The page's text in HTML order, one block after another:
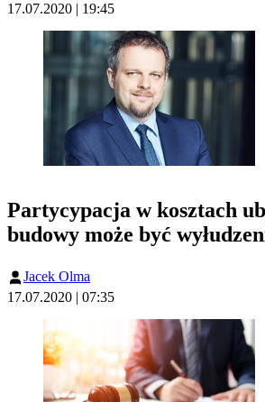
17.07.2020 | 19:45
Partycypacja w kosztach
budowy może być
Jacek Olma
17.07.2020 | 07:35